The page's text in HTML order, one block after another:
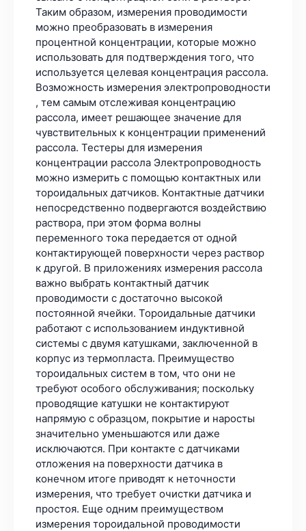
Таким образом, измерения проводимости
можно преобразовать в измерения
процентной концентрации, которые можно
использовать для подтверждения того, что
используется целевая концентрация рассола.
Возможность измерения электропроводности
, тем самым отслеживая концентрацию
рассола, имеет решающее значение для
чувствительных к концентрации применений
рассола. Тестеры для измерения
концентрации рассола Электропроводность
можно измерить с помощью контактных или
тороидальных датчиков. Контактные датчики
непосредственно подвергаются воздействию
раствора, при этом форма волны
переменного тока передается от одной
контактирующей поверхности через раствор
к другой. В приложениях измерения рассола
важно выбрать контактный датчик
проводимости с достаточно высокой
постоянной ячейки. Тороидальные датчики
работают с использованием индуктивной
системы с двумя катушками, заключенной в
корпус из термопласта. Преимущество
тороидальных систем в том, что они не
требуют особого обслуживания; поскольку
проводящие катушки не контактируют
напрямую с образцом, покрытие и наросты
значительно уменьшаются или даже
исключаются. При контакте с датчиками
отложения на поверхности датчика в
конечном итоге приводят к неточности
измерения, что требует очистки датчика и
простоя. Еще одним преимуществом
измерения тороидальной проводимости